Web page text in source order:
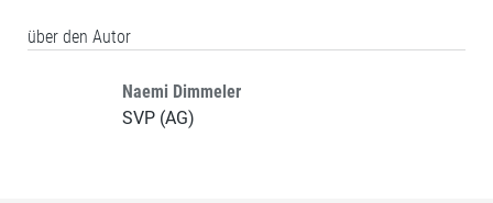
über den Autor
Naemi Dimmeler
SVP (AG)